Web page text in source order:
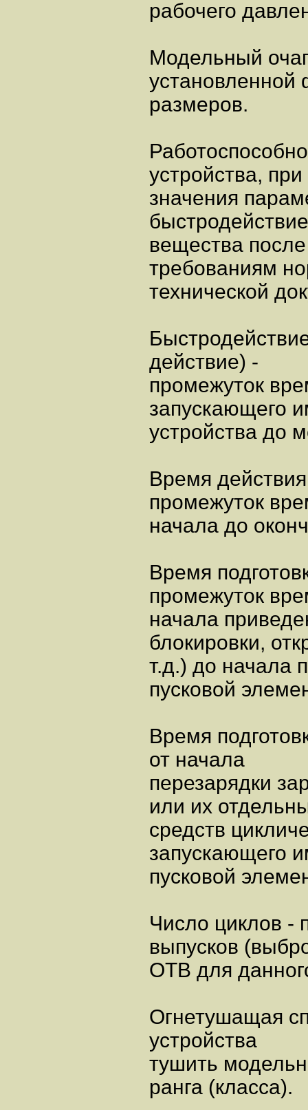
рабочего
Модельный
размеров.
устройства,
значения
вещества
требованиям
технической
действие) -
промежуток
запускающего
устройства до
Время
промежуток
начала до
Время
промежуток
начала
блокировки,
т.д.) до начала
пусковой
Время
от начала
перезарядки
или их
средств
запускающего
пусковой
Число циклов -
выпусков
ОТВ для
Огнетушащая
устройства
тушить
ранга (класса).